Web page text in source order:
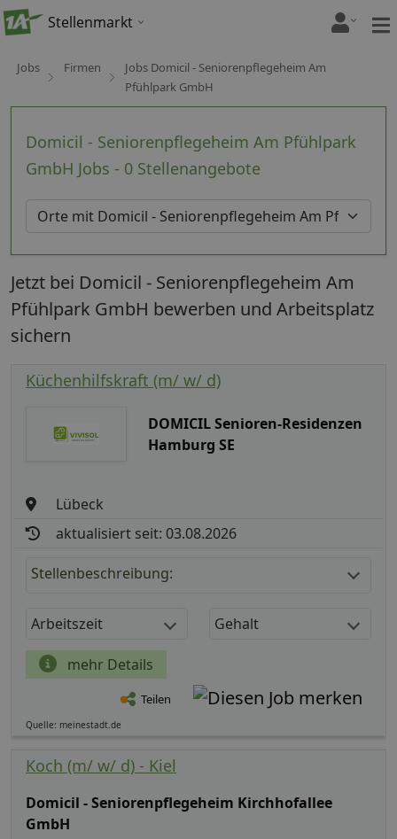
Stellenmarkt
Jobs Firmen
Jobs Domicil - Seniorenpflegeheim Am
Pfühlpark GmbH
Domicil - Seniorenpflegeheim Am Pfühlpark
GmbH Jobs - 0 Stellenangebote
Jetzt bei Domicil - Seniorenpflegeheim Am
Pfühlpark GmbH bewerben und Arbeitsplatz
sichern
Küchenhilfskraft (m/ w/ d)
DOMICIL Senioren-Residenzen
Hamburg SE
Lübeck
aktualisiert seit: 03.08.2026
Stellenbeschreibung:
Arbeitszeit Gehalt
mehr Details
Teilen
Quelle: meinestadt.de
Koch (m/ w/ d) - Kiel
Domicil - Seniorenpflegeheim Kirchhofallee
GmbH